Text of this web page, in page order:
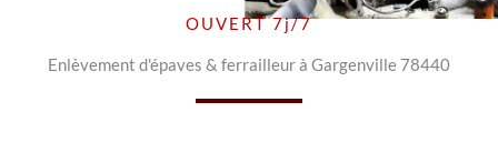
OUVERT 7j/7
Enlèvement d'épaves & ferrailleur à Gargenville 78440